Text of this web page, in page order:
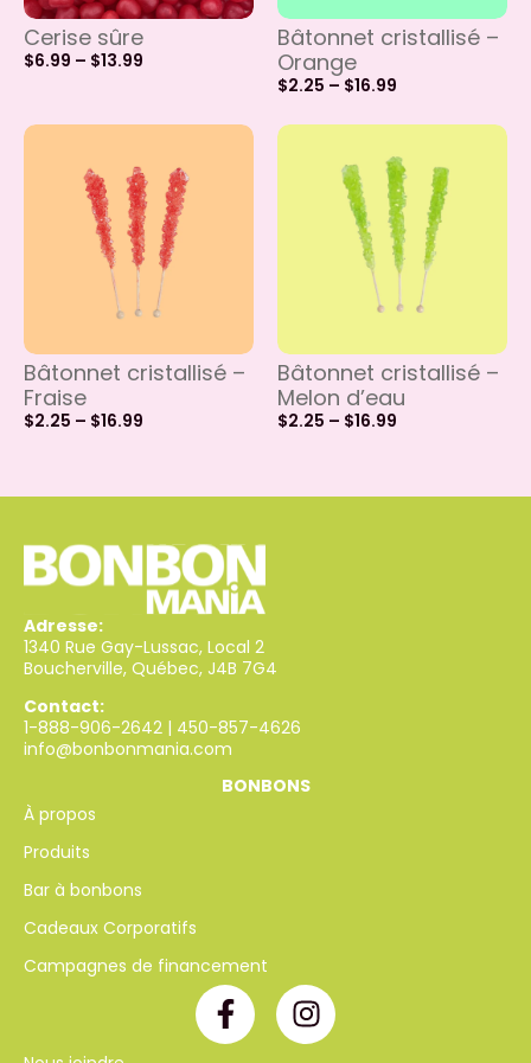
Cerise sûre
$6.99 – $13.99
Bâtonnet cristallisé –
Orange
$2.25 – $16.99
Bâtonnet cristallisé –
Fraise
$2.25 – $16.99
Bâtonnet cristallisé –
Melon d’eau
$2.25 – $16.99
Adresse:
1340 Rue Gay-Lussac, Local 2
Boucherville, Québec, J4B 7G4
Contact:
1-888-906-2642 | 450-857-4626
info@bonbonmania.com
BONBONS
À propos
Produits
Bar à bonbons
Cadeaux Corporatifs
Campagnes de financement